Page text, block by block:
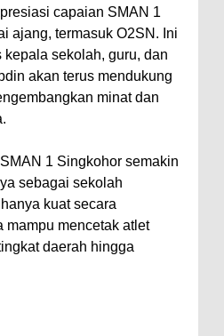
capaian SMAN 1
ajang, termasuk O2SN. Ini
kepala sekolah, guru, dan
akan terus mendukung
minat dan
1 Singkohor semakin
sebagai sekolah
kuat secara
mampu mencetak atlet
daerah hingga